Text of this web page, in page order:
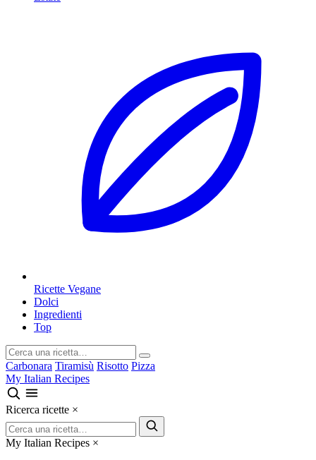
Ricette Vegane
Dolci
Ingredienti
Top
Carbonara Tiramisù Risotto Pizza
My Italian Recipes
Ricerca ricette ×
My Italian Recipes ×